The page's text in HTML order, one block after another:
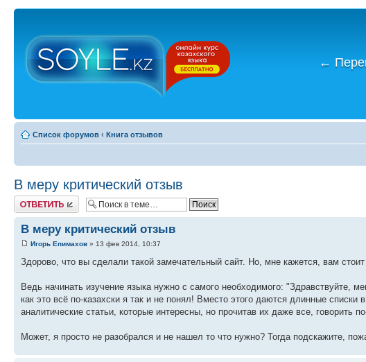
←
Список форумов ‹ Книга отзывов
В меру критический отзыв
Ответить
В меру критический отзыв
Игорь Епимахов » 13 фев 2014, 10:37
Здорово, что вы сделали такой замечательный сайт. Но, мне кажется, вам
Ведь начинать изучение языка нужно с самого необходимого: "Здравствуйте,
как это всё по-казахски я так и не понял! Вместо этого даются длинные
аналитические статьи, которые интересны, но прочитав их даже все, говорить
Может, я просто не разобрался и не нашел то что нужно? Тогда подскажите,